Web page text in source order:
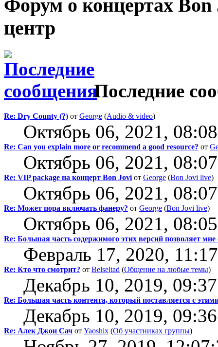
Форум о концертах
центр
Последние
Re: Dry County (?) от George (Audio & video)
Октябрь 06, 2021,
Re: Can you explain more or recommend a good resource? от
Октябрь 06, 2021,
Re: VIP package на концерт Bon Jovi от George (Bon Jovi live)
Октябрь 06, 2021,
Re: Может пора включать фанеру? от George (Bon Jovi live)
Октябрь 06, 2021,
Re: Большая часть содержимого этих версий позволяет
Февраль 17, 2020,
Re: Кто что смотрит? от Belseltad (Общение на любые темы)
Декабрь 10, 2019,
Re: Большая часть контента, который поставляется с
Декабрь 10, 2019,
Re: Алек Джон Сач от Yaoshix (Об участниках группы)